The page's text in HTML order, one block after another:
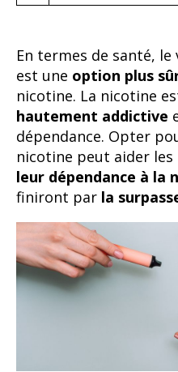
En termes de santé,
est une option plus
nicotine. La nicotine
hautement addictive
dépendance. Opter
nicotine peut aider les
leur dépendance à la
finiront par la